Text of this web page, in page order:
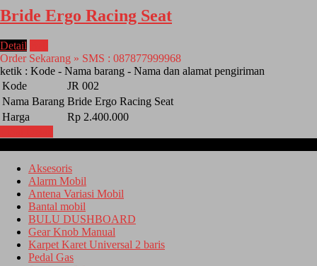
Bride Ergo Racing Seat
Detail
Order Sekarang » SMS : 087877999968
ketik : Kode - Nama barang - Nama dan alamat pengiriman
Kode
JR 002
Nama Barang Bride Ergo Racing Seat
Harga
Rp 2.400.000
Aksesoris
Alarm Mobil
Antena Variasi Mobil
Bantal mobil
BULU DUSHBOARD
Gear Knob Manual
Karpet Karet Universal 2 baris
Pedal Gas